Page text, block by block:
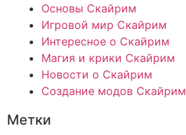
Основы Скайрим
Игровой мир Скайрим
Интересное о Скайрим
Магия и крики Скайрим
Новости о Скайрим
Создание модов Скайрим
Метки